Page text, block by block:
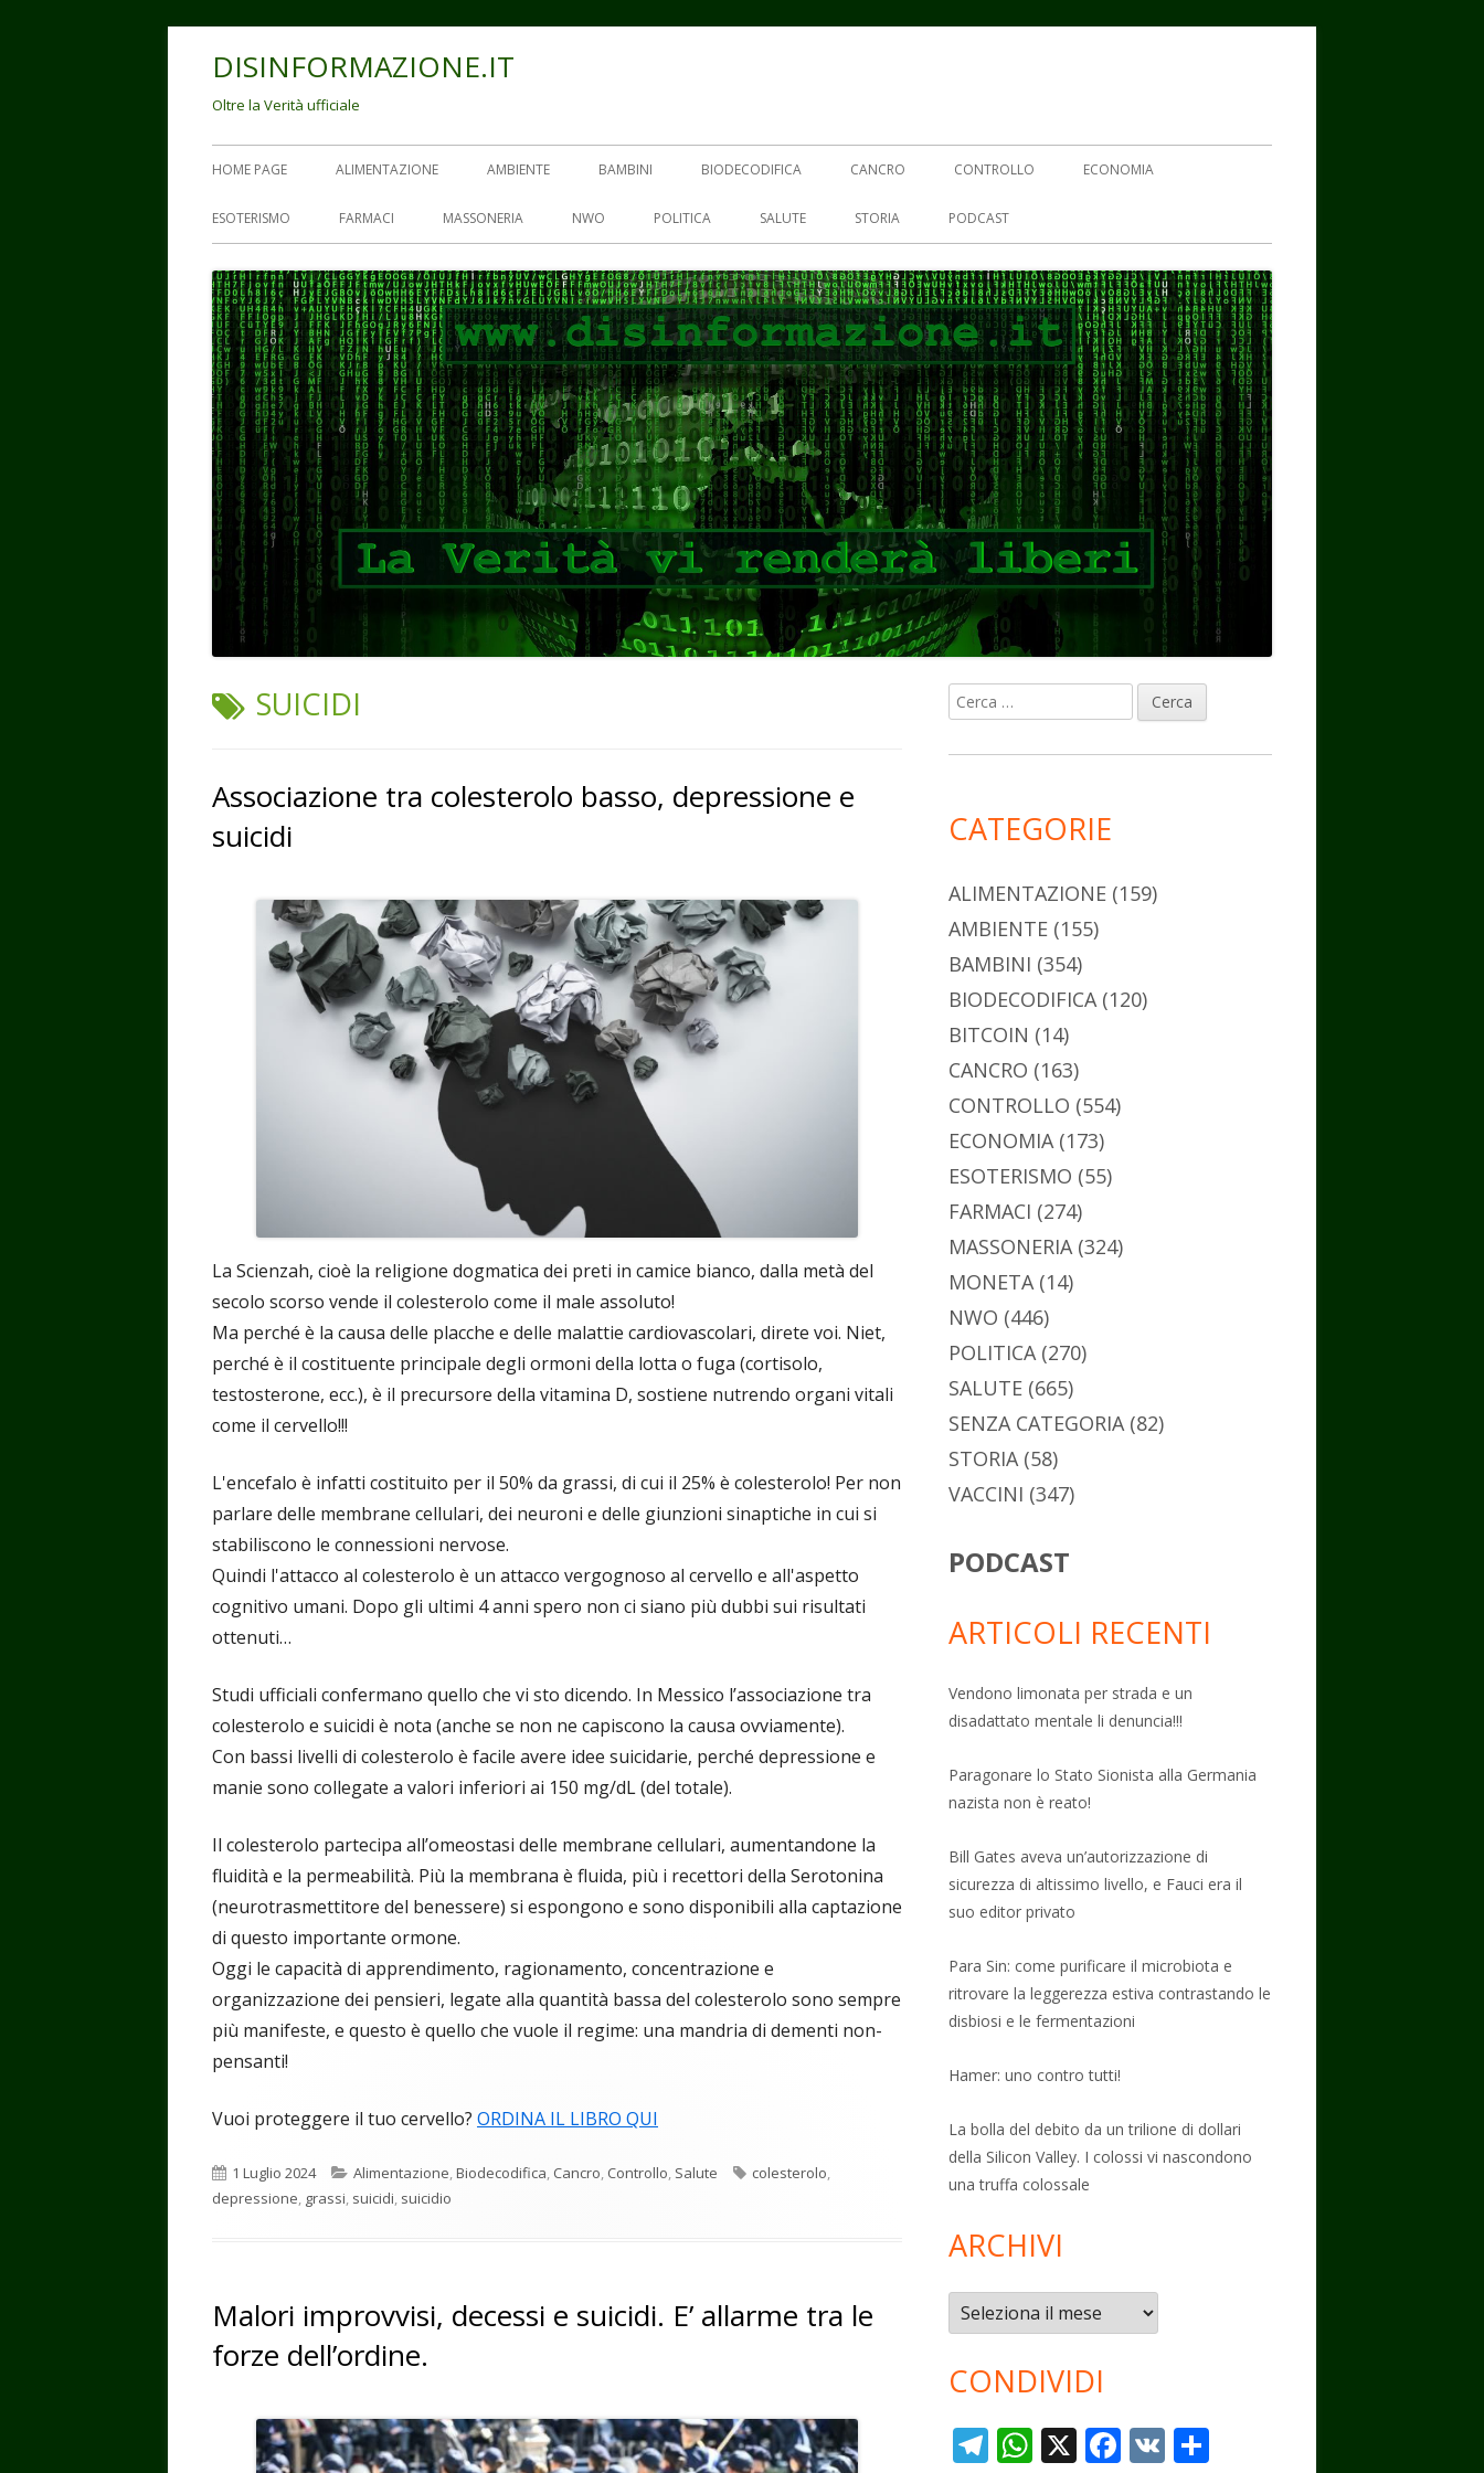
DISINFORMAZIONE.IT
Oltre la Verità ufficiale
Menu
principale
HOME PAGE ALIMENTAZIONE AMBIENTE BAMBINI BIODECODIFICA CANCRO CONTROLLO ECONOMIA
ESOTERISMO FARMACI MASSONERIA NWO POLITICA SALUTE STORIA PODCAST
TAG:
SUICIDI
Associazione tra colesterolo basso, depressione e
suicidi
La Scienzah, cioè la religione dogmatica dei preti in camice bianco, dalla metà del
secolo scorso vende il colesterolo come il male assoluto!
Ma perché è la causa delle placche e delle malattie cardiovascolari, direte voi. Niet,
perché è il costituente principale degli ormoni della lotta o fuga (cortisolo,
testosterone, ecc.), è il precursore della vitamina D, sostiene nutrendo organi vitali
come il cervello!!!
L'encefalo è infatti costituito per il 50% da grassi, di cui il 25% è colesterolo! Per non
parlare delle membrane cellulari, dei neuroni e delle giunzioni sinaptiche in cui si
stabiliscono le connessioni nervose.
Quindi l'attacco al colesterolo è un attacco vergognoso al cervello e all'aspetto
cognitivo umani. Dopo gli ultimi 4 anni spero non ci siano più dubbi sui risultati
ottenuti…
Studi ufficiali confermano quello che vi sto dicendo. In Messico l’associazione tra
colesterolo e suicidi è nota (anche se non ne capiscono la causa ovviamente).
Con bassi livelli di colesterolo è facile avere idee suicidarie, perché depressione e
manie sono collegate a valori inferiori ai 150 mg/dL (del totale).
Il colesterolo partecipa all’omeostasi delle membrane cellulari, aumentandone la
fluidità e la permeabilità. Più la membrana è fluida, più i recettori della Serotonina
(neurotrasmettitore del benessere) si espongono e sono disponibili alla captazione
di questo importante ormone.
Oggi le capacità di apprendimento, ragionamento, concentrazione e
organizzazione dei pensieri, legate alla quantità bassa del colesterolo sono sempre
più manifeste, e questo è quello che vuole il regime: una mandria di dementi non-
pensanti!
Vuoi proteggere il tuo cervello? ORDINA IL LIBRO QUI
Pubblicato
1 Luglio 2024 Categorie
Alimentazione,Biodecodifica, Cancro, Controllo, Salute Tag
colesterolo,
depressione, grassi, suicidi, suicidio
Malori improvvisi, decessi e suicidi. E’ allarme tra le
forze dell’ordine.
Barra
laterale
Ricerca
per:
CATEGORIE
ALIMENTAZIONE (159)
AMBIENTE (155)
BAMBINI (354)
BIODECODIFICA(120)
BITCOIN (14)
CANCRO (163)
CONTROLLO (554)
ECONOMIA(173)
ESOTERISMO (55)
FARMACI (274)
MASSONERIA(324)
MONETA(14)
NWO (446)
POLITICA(270)
SALUTE (665)
SENZA CATEGORIA(82)
STORIA(58)
VACCINI (347)
PODCAST
ARTICOLI RECENTI
Vendono limonata per strada e un
disadattato mentale li denuncia!!!
Paragonare lo Stato Sionista alla Germania
nazista non è reato!
Bill Gates aveva un’autorizzazione di
sicurezza di altissimo livello, e Fauci era il
suo editor privato
Para Sin: come purificare il microbiota e
ritrovare la leggerezza estiva contrastando le
disbiosi e le fermentazioni
Hamer: uno contro tutti!
La bolla del debito da un trilione di dollari
della Silicon Valley. I colossi vi nascondono
una truffa colossale
ARCHIVI
Archivi
CONDIVIDI
T W X F V